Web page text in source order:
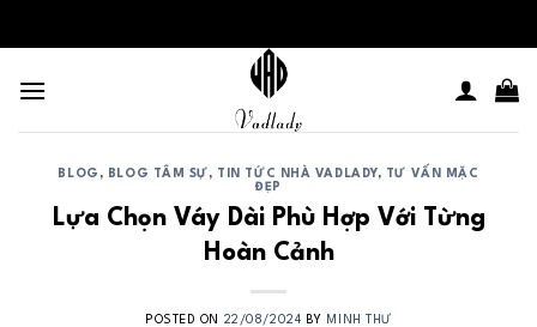
to
BLOG , BLOG TÂM SỰ , TIN TỨC NHÀ VADLADY, TƯ VẤN MẶC
ĐẸP
Lựa Chọn Váy Dài Phù Hợp Với Từng
Hoàn Cảnh
POSTED ON 22/08/2024 BY MINH THƯ